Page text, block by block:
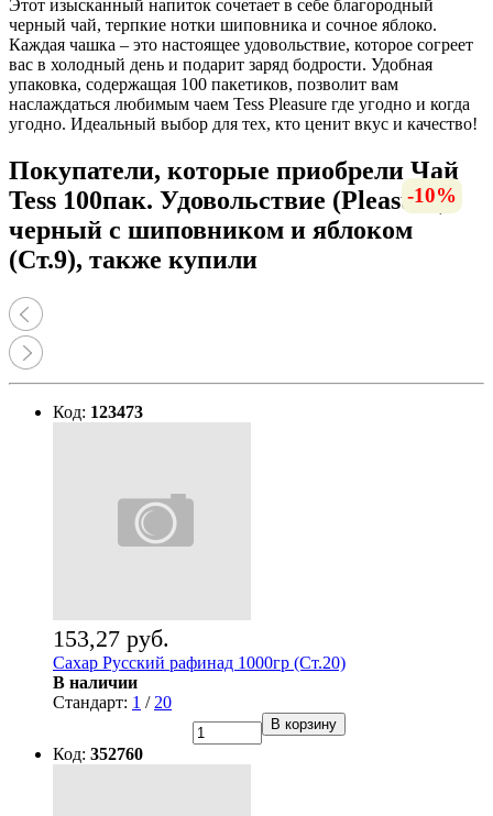
Этот изысканный напиток сочетает в себе благородный
черный чай, терпкие нотки шиповника и сочное яблоко.
Каждая чашка – это настоящее удовольствие, которое согреет
вас в холодный день и подарит заряд бодрости. Удобная
упаковка, содержащая 100 пакетиков, позволит вам
наслаждаться любимым чаем Tess Pleasure где угодно и когда
угодно. Идеальный выбор для тех, кто ценит вкус и качество!
Покупатели, которые приобрели Чай
Tess 100пак. Удовольствие (Pleasure)
черный с шиповником и яблоком
(Ст.9), также купили
Код: 123473
153,27 руб.
Сахар Русский рафинад 1000гр (Ст.20)
В наличии
Стандарт: 1 / 20
В корзину
Код: 352760
-10%